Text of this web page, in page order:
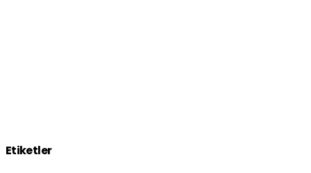
Etiketler